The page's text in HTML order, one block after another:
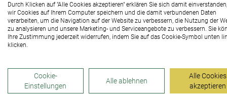
Picnic Tisch
Geeignet als Cafeteria-Ensemble für Schulen oder
ist geschwungen, die andere gerade und kann somit
und Hockern können rund um den Tisch Sitzplätze
Durch Klicken auf "Alle Cookies akzeptieren" erklären Sie sich damit
wir Cookies auf Ihrem Computer speichern und die damit verbundenen Daten
verarbeiten, um die Navigation auf der Website zu verbessern, die Nutzung der
zu analysieren und unsere Marketing- und Serviceangebote zu verbessern. Sie
Ihre Zustimmung jederzeit widerrufen, indem Sie auf das Cookie-Symbol unten
klicken.
Cookie-
Einstellungen
Alle ablehnen
Alle Cookies
akzeptieren